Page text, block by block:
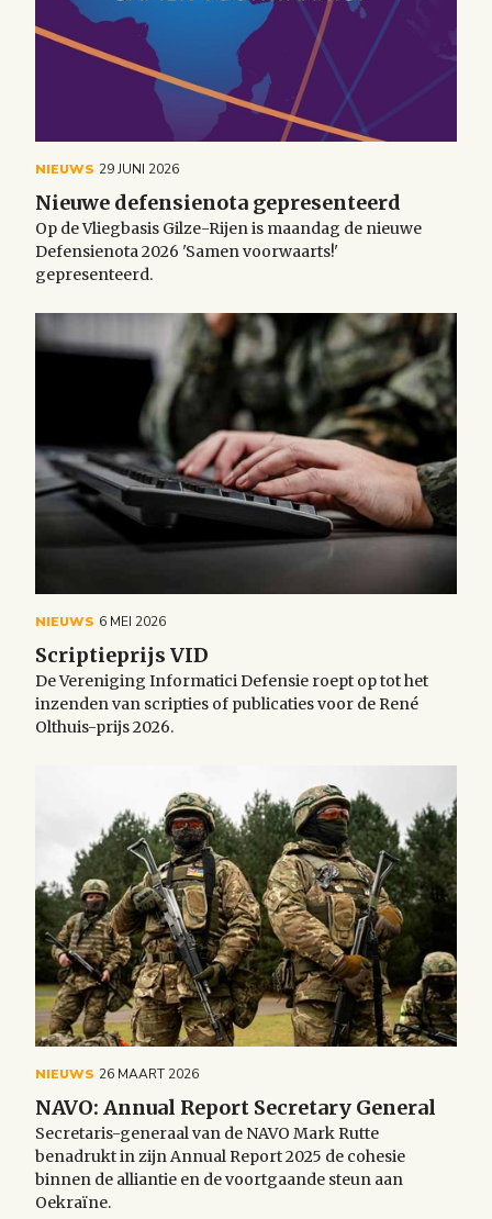
NIEUWS 29 JUNI 2026
Nieuwe defensienota gepresenteerd
Op de Vliegbasis Gilze-Rijen is maandag de nieuwe
Defensienota 2026 'Samen voorwaarts!'
gepresenteerd.
NIEUWS 6 MEI 2026
Scriptieprijs VID
De Vereniging Informatici Defensie roept op tot het
inzenden van scripties of publicaties voor de René
Olthuis-prijs 2026.
NIEUWS 26 MAART 2026
NAVO: Annual Report Secretary General
Secretaris-generaal van de NAVO Mark Rutte
benadrukt in zijn Annual Report 2025 de cohesie
binnen de alliantie en de voortgaande steun aan
Oekraïne.